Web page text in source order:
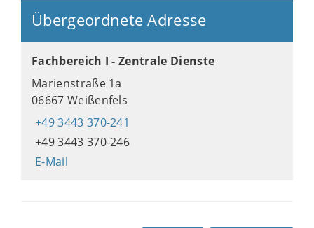
Übergeordnete Adresse
Fachbereich I - Zentrale Dienste
Marienstraße 1a
06667 Weißenfels
+49 3443 370-241
+49 3443 370-246
E-Mail